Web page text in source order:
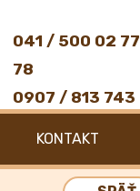
041 / 500 02 77
78
0907 / 813 743
KONTAKT